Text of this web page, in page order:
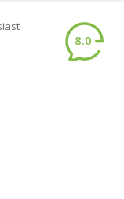
8.0